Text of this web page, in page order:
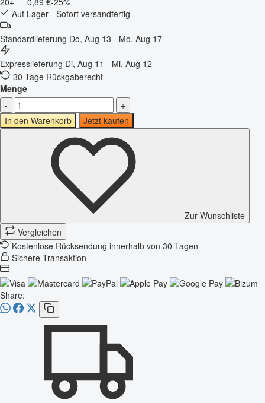
Auf Lager - Sofort versandfertig
Standardlieferung Do, Aug 13 - Mo, Aug 17
Expresslieferung Di, Aug 11 - Mi, Aug 12
30 Tage Rückgaberecht
Menge
-
+
In den Warenkorb
Jetzt kaufen
Zur Wunschliste
Vergleichen
Kostenlose Rücksendung innerhalb von 30 Tagen
Sichere Transaktion
Share: